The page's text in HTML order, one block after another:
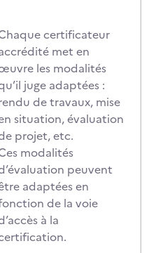
certificateur
met en
les modalités
juge adaptées :
de travaux, mise
situation, évaluation
projet, etc.
modalités
peuvent
adaptées en
de la voie
à la